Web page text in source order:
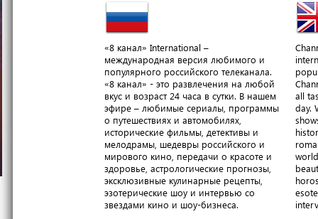
«8 канал» International –
международная версия любимого и
популярного российского телеканала.
«8 канал» - это развлечения на любой
вкус и возраст 24 часа в сутки. В нашем
эфире – любимые сериалы, программы
о путешествиях и автомобилях,
исторические фильмы, детективы и
мелодрамы, шедевры российского и
мирового кино, передачи о красоте и
здоровье, астрологические прогнозы,
эксклюзивные кулинарные рецепты,
эзотерические шоу и интервью со
звездами кино и шоу-бизнеса.
all
day.